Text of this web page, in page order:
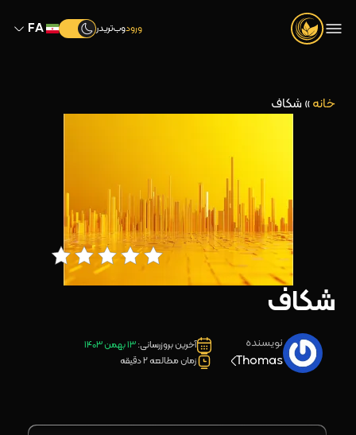
ورودوب‌تریدر
خانه» شکاف
شکاف
نویسنده
Thomas
آخرین بروزرسانی:13 بهمن 1403
زمان مطالعه 2 دقیقه